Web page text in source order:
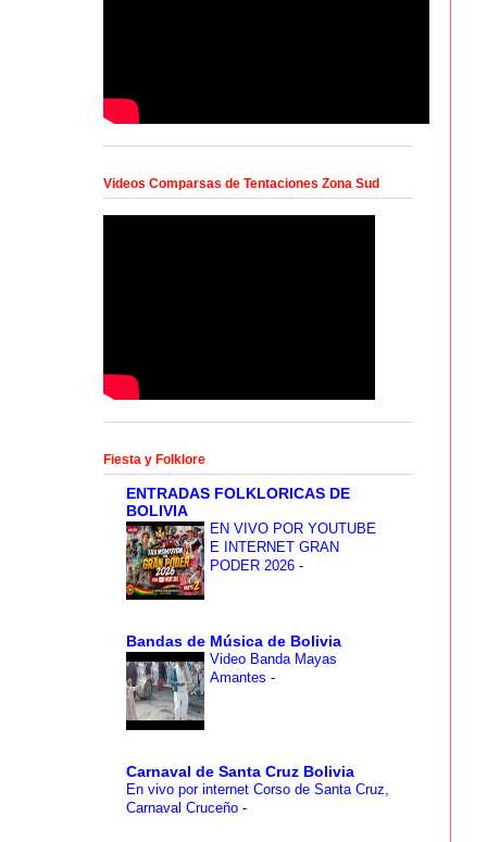
Videos Comparsas de Tentaciones Zona Sud
Fiesta y Folklore
ENTRADAS FOLKLORICAS DE
BOLIVIA
EN VIVO POR YOUTUBE
E INTERNET GRAN
PODER 2026 -
Bandas de Música de Bolivia
Video Banda Mayas
Amantes -
Carnaval de Santa Cruz Bolivia
En vivo por internet Corso de Santa Cruz,
Carnaval Cruceño -